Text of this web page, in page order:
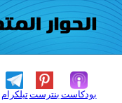
تيلكرامبنترست بودكاست